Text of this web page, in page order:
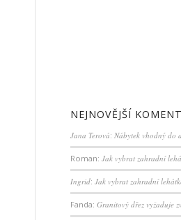
NEJNOVĚJŠÍ
Jana Terová:Nábytek vhodný do
Roman:Jak vybrat zahradní
Ingrid:Jak vybrat zahradní
Fanda:Granitový dřez vyžaduje